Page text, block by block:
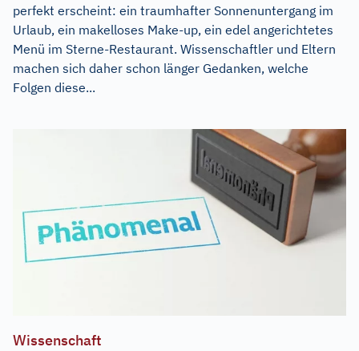
perfekt erscheint: ein traumhafter Sonnenuntergang im
Urlaub, ein makelloses Make-up, ein edel angerichtetes
Menü im Sterne-Restaurant. Wissenschaftler und Eltern
machen sich daher schon länger Gedanken, welche
Folgen diese...
Wissenschaft